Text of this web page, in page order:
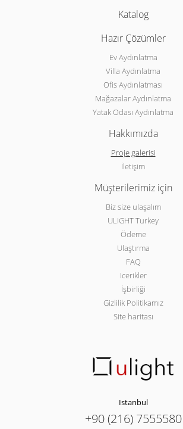
Katalog
Hazır Çözümler
Ev Aydınlatma
Villa Aydınlatma
Ofis Aydınlatması
Mağazalar Aydınlatma
Yatak Odası Aydınlatma
Hakkımızda
Proje galerisi
İletişim
Müşterilerimiz için
Biz size ulaşalım
ULIGHT Turkey
Ödeme
Ulaştırma
FAQ
Icerikler
İşbirliği
Gizlilik Politikamız
Site haritası
Istanbul
+90 (216) 7555580